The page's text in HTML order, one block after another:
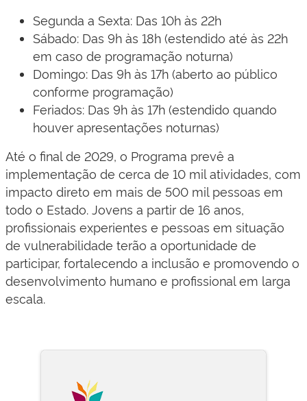
Segunda a Sexta: Das 10h às 22h
Sábado: Das 9h às 18h (estendido até às 22h
em caso de programação noturna)
Domingo: Das 9h às 17h (aberto ao público
conforme programação)
Feriados: Das 9h às 17h (estendido quando
houver apresentações noturnas)
Até o final de 2029, o Programa prevê a
implementação de cerca de 10 mil atividades, com
impacto direto em mais de 500 mil pessoas em
todo o Estado. Jovens a partir de 16 anos,
profissionais experientes e pessoas em situação
de vulnerabilidade terão a oportunidade de
participar, fortalecendo a inclusão e promovendo o
desenvolvimento humano e profissional em larga
escala.